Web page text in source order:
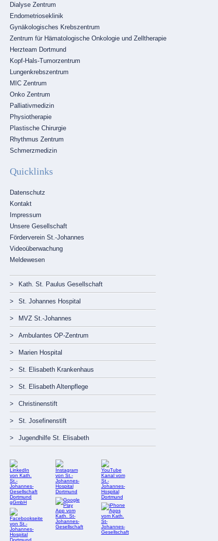
Dialyse Zentrum
Endometrioseklinik
Gynäkologisches Krebszentrum
Zentrum für Hämatologische Onkologie und Zelltherapie
Herzteam Dortmund
Kopf-Hals-Tumorzentrum
Lungenkrebszentrum
MIC Zentrum
Onko Zentrum
Palliativmedizin
Physiotherapie
Plastische Chirurgie
Rhythmus Zentrum
Schmerzmedizin
Quicklinks
Navigation
überspringen
Datenschutz
Kontakt
Impressum
Unsere Gesellschaft
Förderverein St.-Johannes
Videoüberwachung
Meldewesen
Navigation
überspringen
Kath. St. Paulus Gesellschaft
St. Johannes Hospital
MVZ St.-Johannes
Ambulantes OP-Zentrum
Marien Hospital
St. Elisabeth Krankenhaus
St. Elisabeth Altenpflege
Christinenstift
St. Josefinenstift
Jugendhilfe St. Elisabeth